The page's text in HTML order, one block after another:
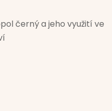
černý a jeho využití ve